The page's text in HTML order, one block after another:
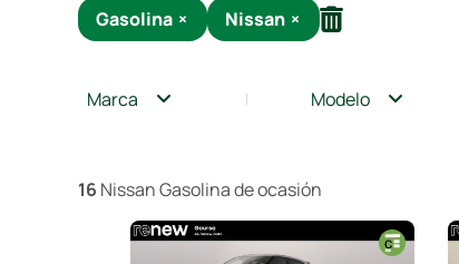
Gasolina × Nissan ×
Marca Modelo
16 Nissan Gasolina de ocasión